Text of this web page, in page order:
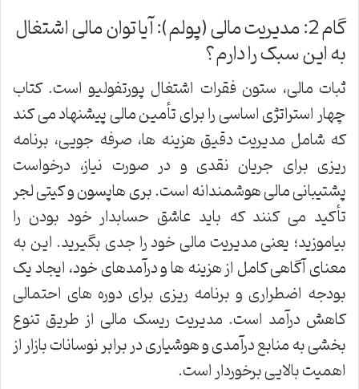
گام 2: مدیریت مالی (پولم): آیا توان مالی اشتغال
به این سبک را دارم؟
ثبات مالی، ستون فقرات اشتغال پورتفولیو است. کتاب
چهار استراتژی اساسی را برای تأمین مالی پیشنهاد می کند
که شامل مدیریت دقیق هزینه ها، صرفه جویی، برنامه
ریزی برای جریان نقدی و در صورت نیاز، درخواست
پشتیبانی مالی هوشمندانه است. بری هاپسون و کیتی لجر
تأکید می کنند که باید عاشق حسابدار خود بودن را
بیاموزید؛ یعنی مدیریت مالی خود را جدی بگیرید. این به
معنای آگاهی کامل از هزینه ها و درآمدهای خود، ایجاد یک
بودجه اضطراری و برنامه ریزی برای دوره های احتمالی
کاهش درآمد است. مدیریت ریسک مالی از طریق تنوع
بخشی به منابع درآمدی و هوشیاری در برابر نوسانات بازار از
اهمیت بالایی برخوردار است.